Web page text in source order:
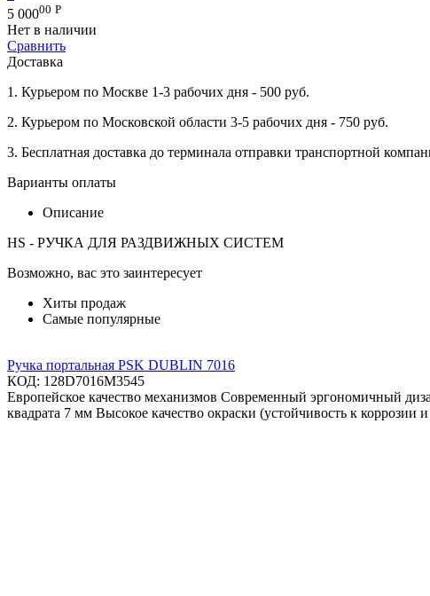
5 00000 Р
Нет в наличии
Сравнить
Доставка
1. Курьером по Москве 1-3 рабочих дня - 500 руб.
2. Курьером по Московской области 3-5 рабочих дня - 750 руб.
3. Бесплатная доставка до терминала отправки
Варианты оплаты
Описание
HS - РУЧКА ДЛЯ РАЗДВИЖНЫХ СИСТЕМ
Возможно, вас это заинтересует
Хиты продаж
Самые популярные
Ручка портальная PSK DUBLIN 7016
КОД: 128D7016M3545
Европейское качество механизмов Современный эргономичный
квадрата 7 мм Высокое качество окраски (устойчивость к